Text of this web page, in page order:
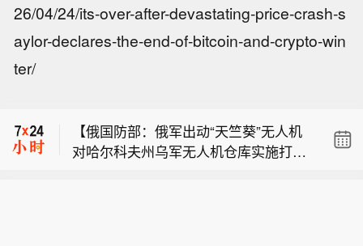
26/04/24/its-over-after-devastating-price-crash-s
aylor-declares-the-end-of-bitcoin-and-crypto-win
ter/
【陕西紧急下达1.2亿元省级水利救灾资
多发频发，特别是7月31日以来，关中
和陕南部分地区受灾严重。为贯彻落实
购，科创板2只，创业板、北交所各有1
只。日程安排上，周一（8月10日）可
【俄国防部：俄军出动“天竺葵”无人机
对哈尔科夫州乌军无人机仓库实施打